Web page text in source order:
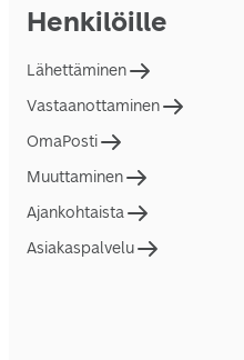
Henkilöille
Lähettäminen
Vastaanottaminen
OmaPosti
Muuttaminen
Ajankohtaista
Asiakaspalvelu